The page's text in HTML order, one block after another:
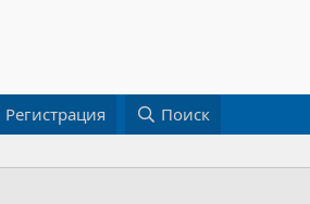
Регистрация Поиск